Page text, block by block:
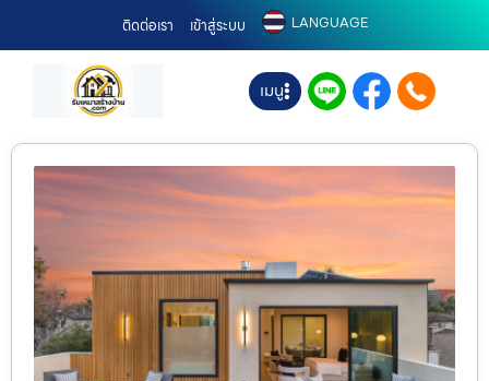
ติดต่อเรา เข้าสู่ระบบ LANGUAGE
เมนู